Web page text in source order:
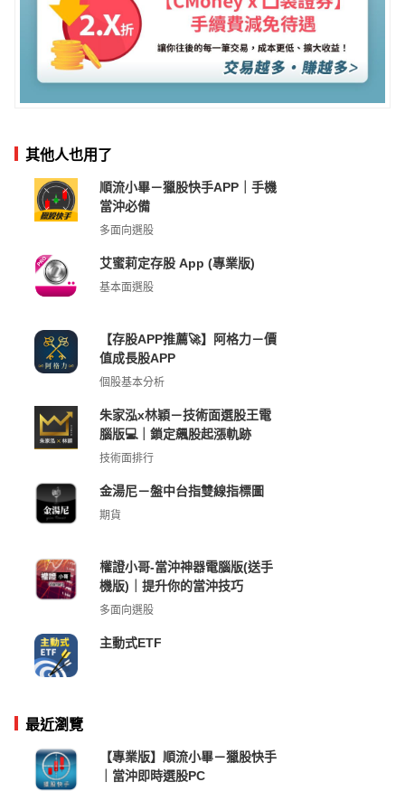
其他人也用了
順流小畢－獵股快手APP｜手機
當沖必備
多面向選股
艾蜜莉定存股 App (專業版)
基本面選股
【存股APP推薦🚀】阿格力－價
值成長股APP
個股基本分析
朱家泓x林穎－技術面選股王電
腦版💻｜鎖定飆股起漲軌跡
技術面排行
金湯尼－盤中台指雙線指標圖
期貨
權證小哥-當沖神器電腦版(送手
機版)｜提升你的當沖技巧
多面向選股
主動式ETF
最近瀏覽
【專業版】順流小畢－獵股快手
｜當沖即時選股PC